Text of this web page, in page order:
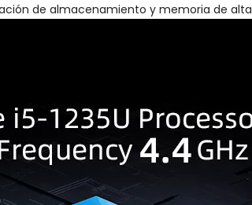
de almacenamiento y memoria de